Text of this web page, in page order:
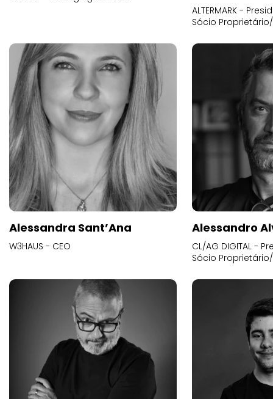
ALTERMARK -
Sócio
Alessandra Sant’Ana
W3HAUS - CEO
Alessandro
CL/AG DIGITAL -
Sócio